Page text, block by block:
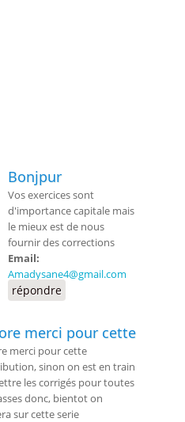
Bonjpur
Vos exercices sont
d'importance capitale mais
le mieux est de nous
fournir des corrections
Email:
Amadysane4@gmail.com
répondre
merci pour cette
merci pour cette
sinon on est en train
les corrigés pour toutes
donc, bientot on
sur cette serie